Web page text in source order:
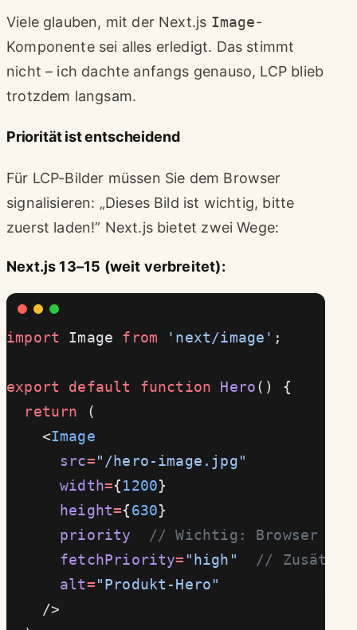
Viele glauben, mit der Next.js Image-
Komponente sei alles erledigt. Das stimmt
nicht – ich dachte anfangs genauso, LCP blieb
trotzdem langsam.
Priorität ist entscheidend
Für LCP-Bilder müssen Sie dem Browser
signalisieren: „Dieses Bild ist wichtig, bitte
zuerst laden!” Next.js bietet zwei Wege:
Next.js 13–15 (weit verbreitet):
import Image from 'next/image' ;
export default function Hero() {
  return
(
    <
Image
      src
="/hero-image.jpg"
      width
={1200}
      height
={630}
      priority
// Wichtig: Browser
      fetchPriority
= "high"
//
      alt
="Produkt-Hero"
    />